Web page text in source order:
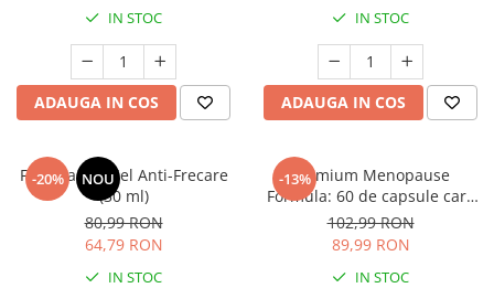
IN STOC
ADAUGA IN COS
IN STOC
ADAUGA IN COS
-20% NOU
Filmocare® Gel Anti-Frecare
(30 ml)
80,99 RON
64,79 RON
IN STOC
-13%
Premium Menopause
Formula: 60 de capsule care
diminueaza simptomele
menopauzei si asigura
echilibrul hormonal
102,99 RON
89,99 RON
IN STOC